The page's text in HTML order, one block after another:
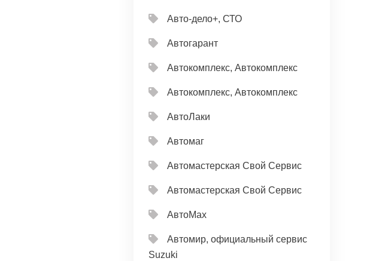
Авто-дело+, СТО
Автогарант
Автокомплекс, Автокомплекс
Автокомплекс, Автокомплекс
АвтоЛаки
Автомаг
Автомастерская Свой Сервис
Автомастерская Свой Сервис
АвтоМах
Автомир, официальный сервис
Suzuki